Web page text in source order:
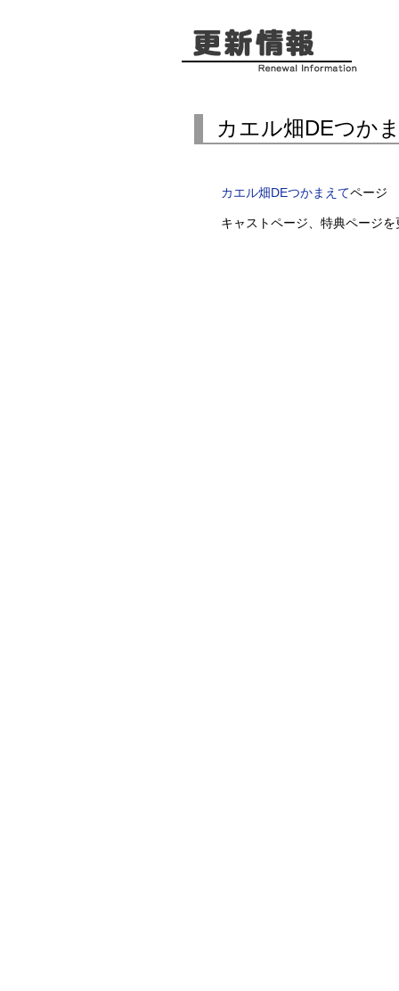
カエル畑DEつか
カエル畑DEつかまえてページ
キャストページ、特典ページ